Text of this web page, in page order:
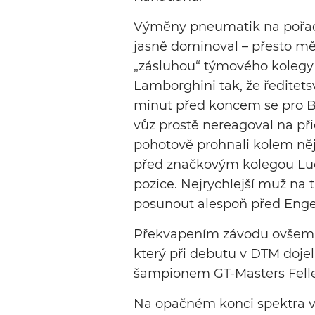
Výměny pneumatik na
jasně dominoval – přesto
„zásluhou“ týmového
Lamborghini tak, že
minut před koncem se pro
vůz prostě nereagoval na
pohotově prohnali kolem
před značkovým kolegou
pozice. Nejrychlejší muž na
posunout alespoň před
Překvapením závodu
který při debutu v DTM
šampionem GT-Masters
Na opačném konci spektra